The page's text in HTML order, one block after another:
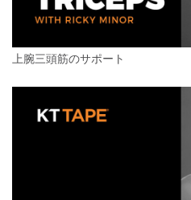
上腕三頭筋のサポート